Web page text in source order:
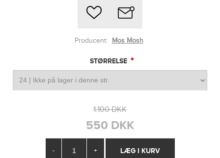
Producent: Mos Mosh
STØRRELSE *
1.100 DKK
550 DKK
- +